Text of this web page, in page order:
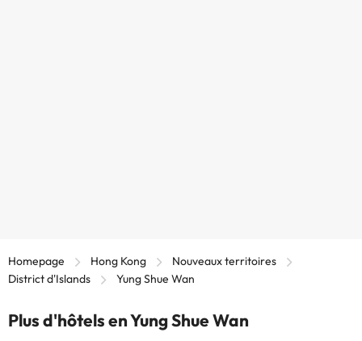
Homepage Hong Kong
Nouveaux territoires
District d'Islands
Yung Shue Wan
Plus d'hôtels en Yung Shue Wan